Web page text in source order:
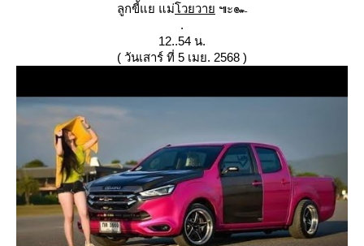
ลูกขี้แย แม่วยวา ๚ะ๛
.
12..54 น.
( วันเสาร์ ที่ 5 เมย. 2568 )